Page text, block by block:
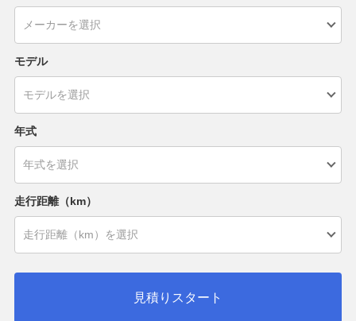
モデル
年式
走行距離（km）
見積りスタート